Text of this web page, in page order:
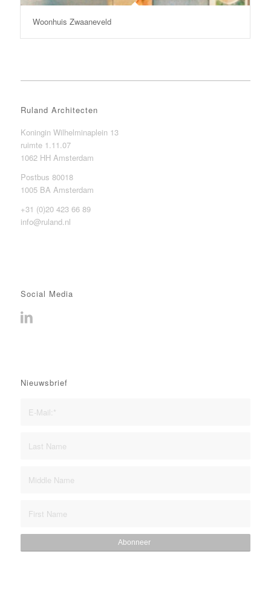
Woonhuis Zwaaneveld
Ruland Architecten
Koningin Wilhelminaplein 13
ruimte 1.11.07
1062 HH Amsterdam
Postbus 80018
1005 BA Amsterdam
+31 (0)20 423 66 89
info@ruland.nl
Social Media
Nieuwsbrief